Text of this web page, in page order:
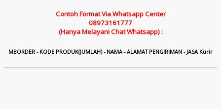
Contoh Format Via Whatsapp Center
08973161777
(Hanya Melayani Chat Whatsapp) :
MBORDER - KODE PRODUK(JUMLAH) - NAMA - ALAMAT PENGIRIMAN - JASA Kurir